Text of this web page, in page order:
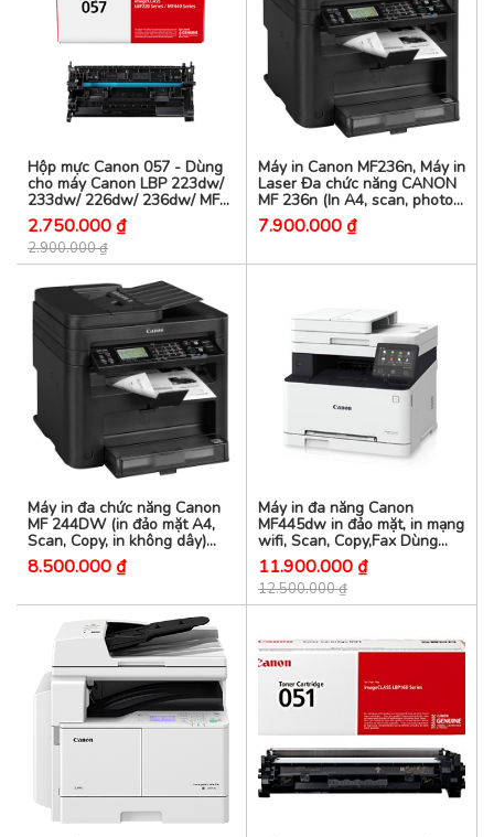
Hộp mực Canon 057 - Dùng
cho máy Canon LBP 223dw/
233dw/ 226dw/ 236dw/ MF
443dw/ MF445dw/ MF449x
2.750.000 ₫
2.900.000 ₫
Máy in Canon MF236n, Máy in
Laser Đa chức năng CANON
MF 236n (In A4, scan, photo,
copy, fax, in mạng, Dùng hộp
mực Canon 337
7.900.000 ₫
Máy in đa chức năng Canon
MF 244DW (in đảo mặt A4,
Scan, Copy, in không dây)
Dùng hộp mực Canon 337
8.500.000 ₫
Máy in đa năng Canon
MF445dw in đảo mặt, in mạng
wifi, Scan, Copy,Fax Dùng
mực canon 057
11.900.000 ₫
12.500.000 ₫